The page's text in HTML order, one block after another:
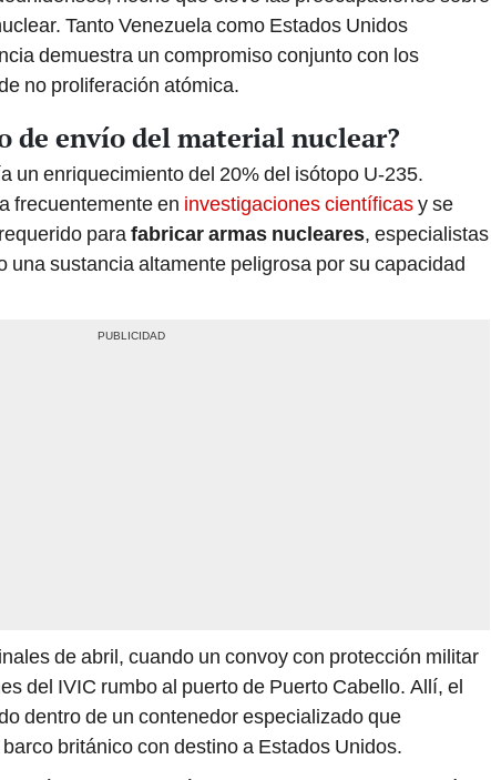
Tanto Venezuela como Estados Unidos
demuestra un compromiso conjunto con los
no proliferación atómica.
de envío del material nuclear?
un enriquecimiento del 20% del isótopo U-235.
frecuentemente en investigaciones científicasy se
para fabricar armas nucleares, especialistas
una sustancia altamente peligrosa por su capacidad
de abril, cuando un convoy con protección militar
del IVIC rumbo al puerto de Puerto Cabello. Allí, el
dentro de un contenedor especializado que
británico con destino a Estados Unidos.